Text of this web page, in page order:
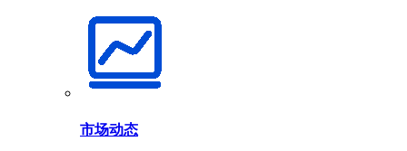
市场动态